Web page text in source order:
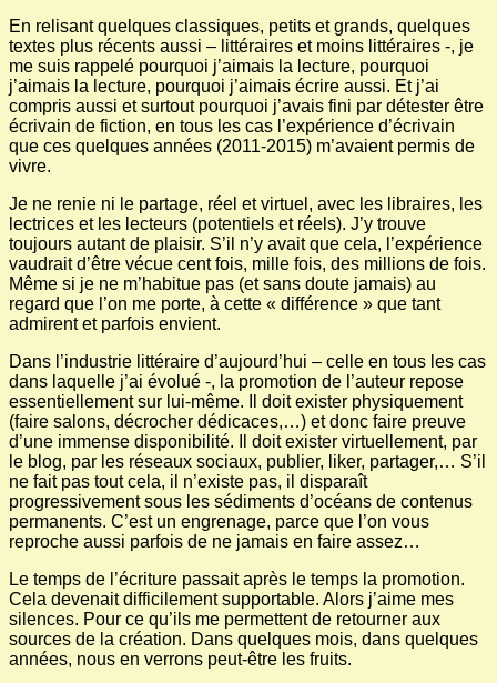
En relisant quelques classiques, petits et grands, quelques
textes plus récents aussi – littéraires et moins littéraires -, je
me suis rappelé pourquoi j’aimais la lecture, pourquoi
j’aimais la lecture, pourquoi j’aimais écrire aussi. Et j’ai
compris aussi et surtout pourquoi j’avais fini par détester être
écrivain de fiction, en tous les cas l’expérience d’écrivain
que ces quelques années (2011-2015) m’avaient permis de
vivre.
Je ne renie ni le partage, réel et virtuel, avec les libraires, les
lectrices et les lecteurs (potentiels et réels). J’y trouve
toujours autant de plaisir. S’il n’y avait que cela, l’expérience
vaudrait d’être vécue cent fois, mille fois, des millions de fois.
Même si je ne m’habitue pas (et sans doute jamais) au
regard que l’on me porte, à cette « différence » que tant
admirent et parfois envient.
Dans l’industrie littéraire d’aujourd’hui – celle en tous les cas
dans laquelle j’ai évolué -, la promotion de l’auteur repose
essentiellement sur lui-même. Il doit exister physiquement
(faire salons, décrocher dédicaces,…) et donc faire preuve
d’une immense disponibilité. Il doit exister virtuellement, par
le blog, par les réseaux sociaux, publier, liker, partager,… S’il
ne fait pas tout cela, il n’existe pas, il disparaît
progressivement sous les sédiments d’océans de contenus
permanents. C’est un engrenage, parce que l’on vous
reproche aussi parfois de ne jamais en faire assez…
Le temps de l’écriture passait après le temps la promotion.
Cela devenait difficilement supportable. Alors j’aime mes
silences. Pour ce qu’ils me permettent de retourner aux
sources de la création. Dans quelques mois, dans quelques
années, nous en verrons peut-être les fruits.